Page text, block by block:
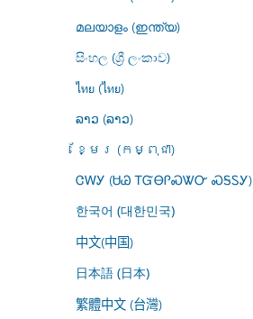
മലയാളം (ഇന്ത്യ)
සිංහල (ශ්‍රී ලංකාව)
ไทย (ไทย)
ລາວ (ລາວ)
ខ្មែរ (កម្ពុជា)
ᏣᎳᎩ (ᏌᏊ ᎢᏳᎾᎵᏍᏔᏅ ᏍᎦᏚᎩ)
한국어 (대한민국)
中文(中国)
日本語 (日本)
繁體中文 (台灣)